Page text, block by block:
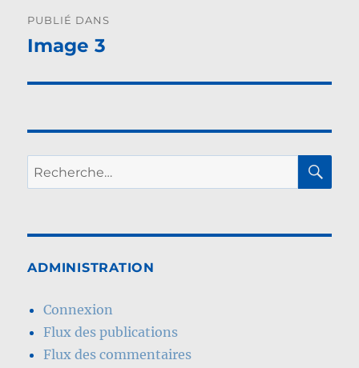
de
PUBLIÉ DANS
Image 3
Recherche
pour :
ADMINISTRATION
Connexion
Flux des publications
Flux des commentaires